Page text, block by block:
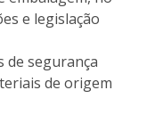
e legislação
de segurança
de origem